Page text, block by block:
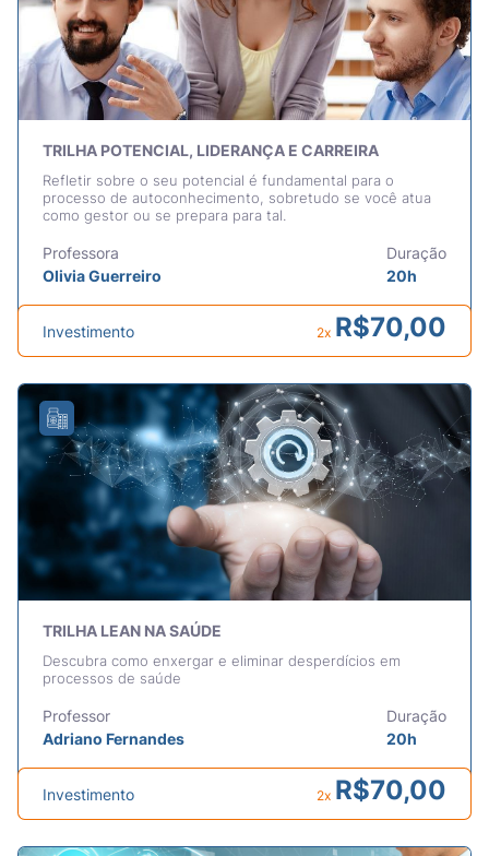
TRILHA POTENCIAL, LIDERANÇA E CARREIRA
Refletir sobre o seu potencial é fundamental para o
processo de autoconhecimento, sobretudo se você atua
como gestor ou se prepara para tal.
Professora
Olivia Guerreiro
Duração
20h
Investimento 2x R$70,00
TRILHA LEAN NA SAÚDE
Descubra como enxergar e eliminar desperdícios em
processos de saúde
Professor
Adriano Fernandes
Duração
20h
Investimento 2x R$70,00